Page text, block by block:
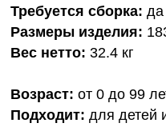
Требуется сборка: да
Размеры изделия:
Вес нетто: 32.4 кг
Возраст: от 0 до 99
Подходит: для детей